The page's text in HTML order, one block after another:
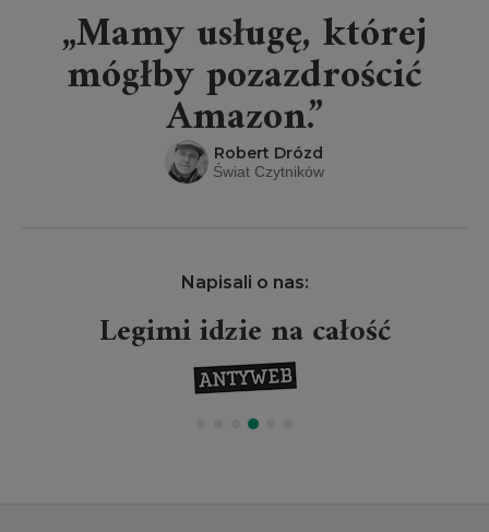
„Mamy usługę, której
mógłby pozazdrościć
Amazon.”
Robert Drózd
Świat Czytników
Napisali o nas:
Legimi idzie na całość